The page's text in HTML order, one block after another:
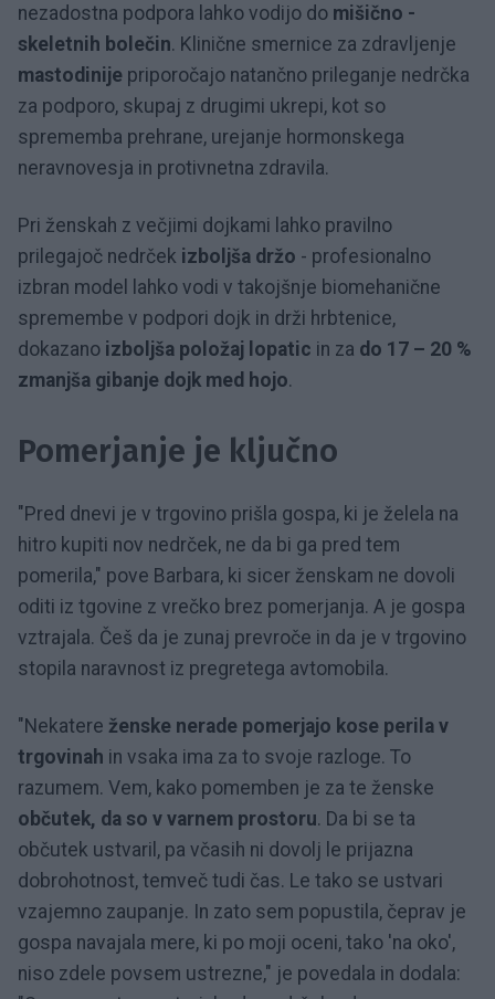
nezadostna podpora lahko vodijo do mišično -
skeletnih bolečin. Klinične smernice za zdravljenje
mastodinije priporočajo natančno prileganje nedrčka
za podporo, skupaj z drugimi ukrepi, kot so
sprememba prehrane, urejanje hormonskega
neravnovesja in protivnetna zdravila.
Pri ženskah z večjimi dojkami lahko pravilno
prilegajoč nedrček izboljša držo - profesionalno
izbran model lahko vodi v takojšnje biomehanične
spremembe v podpori dojk in drži hrbtenice,
dokazano izboljša položaj lopatic in za do 17 – 20 %
zmanjša gibanje dojk med hojo.
Pomerjanje je ključno
"Pred dnevi je v trgovino prišla gospa, ki je želela na
hitro kupiti nov nedrček, ne da bi ga pred tem
pomerila," pove Barbara, ki sicer ženskam ne dovoli
oditi iz tgovine z vrečko brez pomerjanja. A je gospa
vztrajala. Češ da je zunaj prevroče in da je v trgovino
stopila naravnost iz pregretega avtomobila.
"Nekatere ženske nerade pomerjajo kose perila v
trgovinah in vsaka ima za to svoje razloge. To
razumem. Vem, kako pomemben je za te ženske
občutek, da so v varnem prostoru. Da bi se ta
občutek ustvaril, pa včasih ni dovolj le prijazna
dobrohotnost, temveč tudi čas. Le tako se ustvari
vzajemno zaupanje. In zato sem popustila, čeprav je
gospa navajala mere, ki po moji oceni, tako 'na oko',
niso zdele povsem ustrezne," je povedala in dodala: